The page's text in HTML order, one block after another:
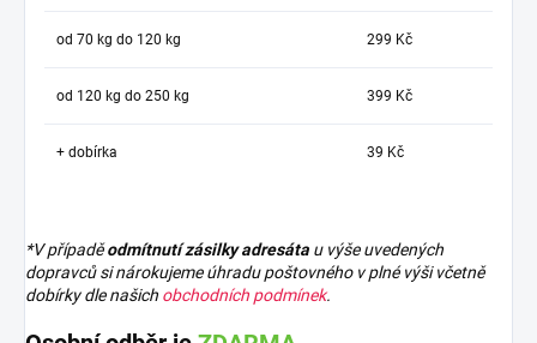
od 70 kg do 120 kg 299 Kč
od 120 kg do 250 kg 399 Kč
+ dobírka 39 Kč
*V případěodmítnutí zásilky adresáta u výše uvedených
dopravců si nárokujeme úhradu poštovného v plné výši včetně
dobírky dle našich obchodních podmínek.